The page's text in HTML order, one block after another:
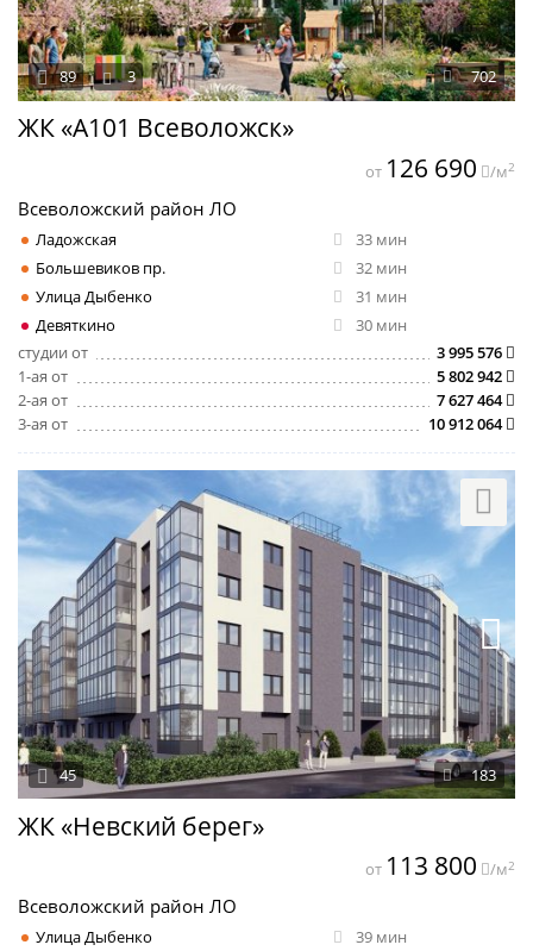
ЖК «А101 Всеволожск»
702
89 3
Всеволожский район ЛО
Ладожская
33 мин
Большевиков пр.
32 мин
Улица Дыбенко
31 мин
Девяткино
30 мин
студии от
3 995 576
1-ая от
5 802 942
2-ая от
7 627 464
3-ая от
10 912 064
от 126 690 /м2
ЖК «Невский берег»
183
45
Всеволожский район ЛО
Улица Дыбенко
39 мин
от 113 800 /м2